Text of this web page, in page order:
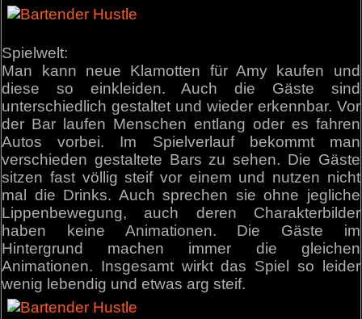
Spielwelt:
Man kann neue Klamotten für Amy kaufen und
diese so einkleiden. Auch die Gäste sind
unterschiedlich gestaltet und wieder erkennbar. Vor
der Bar laufen Menschen entlang oder es fahren
Autos vorbei. Im Spielverlauf bekommt man
verschieden gestaltete Bars zu sehen. Die Gäste
sitzen fast völlig steif vor einem und nutzen nicht
mal die Drinks. Auch sprechen sie ohne jegliche
Lippenbewegung, auch deren Charakterbilder
haben keine Animationen. Die Gäste im
Hintergrund machen immer die gleichen
Animationen. Insgesamt wirkt das Spiel so leider
wenig lebendig und etwas arg steif.